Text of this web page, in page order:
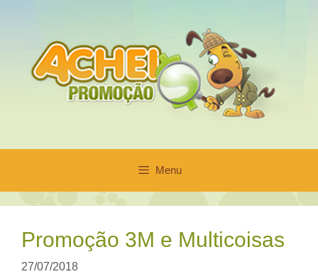
conteúdo
Menu
Promoção 3M e Multicoisas
27/07/2018